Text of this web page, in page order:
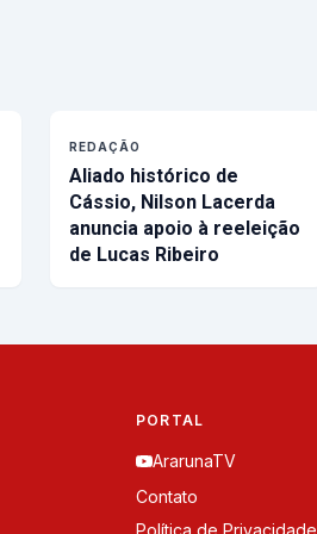
REDAÇÃO
Aliado histórico de
Cássio, Nilson Lacerda
anuncia apoio à reeleição
de Lucas Ribeiro
PORTAL
ArarunaTV
Contato
Política de Privacidade